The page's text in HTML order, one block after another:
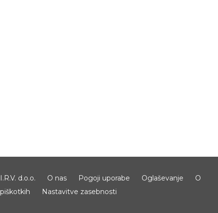
I.R.V. d.o.o. O nas Pogoji uporabe Oglaševanje
O
piškotkih
Nastavitve zasebnosti